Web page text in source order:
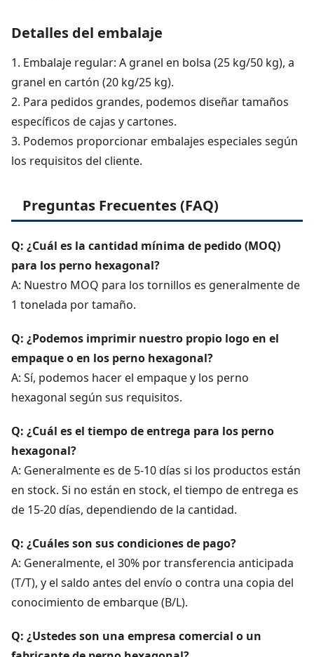
Detalles del embalaje
1. Embalaje regular: A granel en bolsa (25 kg/50 kg), a
granel en cartón (20 kg/25 kg).
2. Para pedidos grandes, podemos diseñar tamaños
específicos de cajas y cartones.
3. Podemos proporcionar embalajes especiales según
los requisitos del cliente.
Preguntas Frecuentes (FAQ)
Q: ¿Cuál es la cantidad mínima de pedido (MOQ)
para los perno hexagonal?
A: Nuestro MOQ para los tornillos es generalmente de
1 tonelada por tamaño.
Q: ¿Podemos imprimir nuestro propio logo en el
empaque o en los perno hexagonal?
A: Sí, podemos hacer el empaque y los perno
hexagonal según sus requisitos.
Q: ¿Cuál es el tiempo de entrega para los perno
hexagonal?
A: Generalmente es de 5-10 días si los productos están
en stock. Si no están en stock, el tiempo de entrega es
de 15-20 días, dependiendo de la cantidad.
Q: ¿Cuáles son sus condiciones de pago?
A: Generalmente, el 30% por transferencia anticipada
(T/T), y el saldo antes del envío o contra una copia del
conocimiento de embarque (B/L).
Q: ¿Ustedes son una empresa comercial o un